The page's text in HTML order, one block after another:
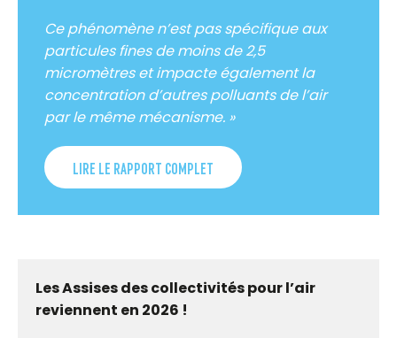
Ce phénomène n’est pas spécifique aux
particules fines de moins de 2,5
micromètres et impacte également la
concentration d’autres polluants de l’air
par le même mécanisme. »
LIRE LE RAPPORT COMPLET
Les Assises des collectivités pour l’air
reviennent en 2026 !